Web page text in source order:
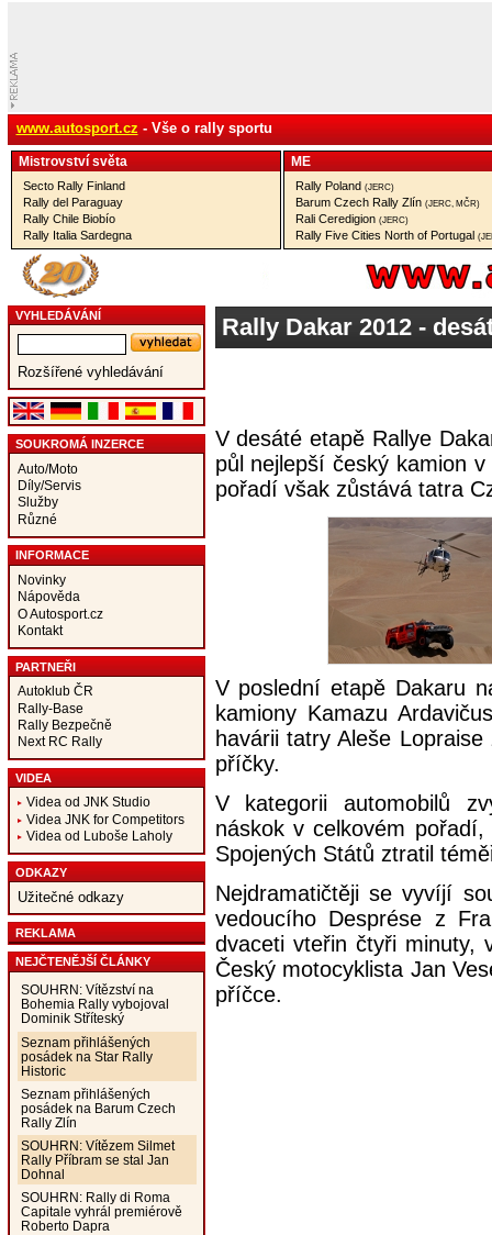
www.autosport.cz - Vše o rally sportu
Mistrovství­ světa
Secto Rally Finland
Rally del Paraguay
Rally Chile Biobío
Rally Italia Sardegna
ME
Rally Poland (JERC)
Barum Czech Rally Zlín (JERC, MČR)
Rali Ceredigion (JERC)
Rally Five Cities North of Portugal
VYHLEDÁVÁNÍ
Rozšířené vyhledávání
SOUKROMÁ INZERCE
Auto/Moto
Díly/Servis
Služby
Různé
INFORMACE
Novinky
Nápověda
O Autosport.cz
Kontakt
PARTNEŘI
Autoklub ČR
Rally-Base
Rally Bezpečně
Next RC Rally
VIDEA
Videa od JNK Studio
Videa JNK for Competitors
Videa od Luboše Laholy
ODKAZY
Užitečné odkazy
REKLAMA
NEJČTENĚJŠÍ ČLÁNKY
SOUHRN: Vítězství na
Bohemia Rally vybojoval
Dominik Stříteský
Seznam přihlášených
posádek na Star Rally
Historic
Seznam přihlášených
posádek na Barum Czech
Rally Zlín
SOUHRN: Vítězem Silmet
Rally Příbram se stal Jan
Dohnal
SOUHRN: Rally di Roma
Capitale vyhrál premiérově
Roberto Dapra
Rally Dakar 2012 -
V desáté etapě Rallye
půl nejlepší český kamion
pořadí však zůstává tatra
V poslední etapě Dakaru
kamiony Kamazu
havárii tatry Aleše
příčky.
V kategorii automobilů
náskok v celkovém
Spojených Států ztratil
Nejdramatičtěji se vyvíjí
vedoucího Desprése z
dvaceti vteřin čtyři minuty,
Český motocyklista Jan
příčce.